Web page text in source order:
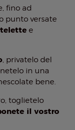
fino ad
punto versate
e
, privatelo del
in una
bene.
toglietelo
il vostro